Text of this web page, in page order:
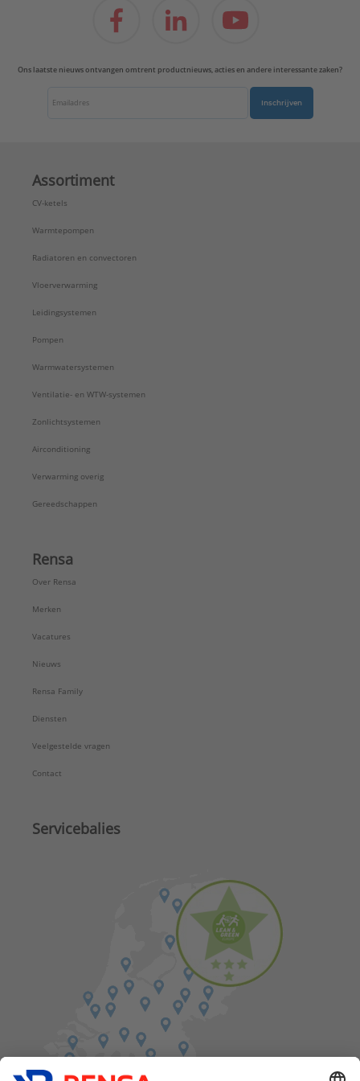
Ons laatste nieuws ontvangen omtrent productnieuws, acties en andere interessante zaken?
Inschrijven
Assortiment
CV-ketels
Warmtepompen
Radiatoren en convectoren
Vloerverwarming
Leidingsystemen
Pompen
Warmwatersystemen
Ventilatie- en WTW-systemen
Zonlichtsystemen
Airconditioning
Verwarming overig
Gereedschappen
Rensa
Over Rensa
Merken
Vacatures
Nieuws
Rensa Family
Diensten
Veelgestelde vragen
Contact
Servicebalies